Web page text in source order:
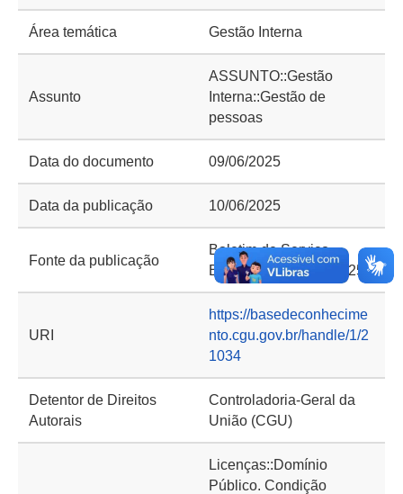
Área temática Gestão Interna
Assunto
ASSUNTO::Gestão
Interna::Gestão de
pessoas
Data do documento 09/06/2025
Data da publicação 10/06/2025
Fonte da publicação
Boletim de Serviço
Eletrônico em 10/6/2025
URI
https://basedeconhecime
nto.cgu.gov.br/handle/1/2
1034
Detentor de Direitos
Autorais
Controladoria-Geral da
União (CGU)
Licenças::Domínio
Público. Condição